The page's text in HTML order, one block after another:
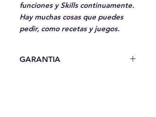
funciones y Skills continuamente.
Hay muchas cosas que puedes
pedir, como recetas y juegos.
GARANTIA